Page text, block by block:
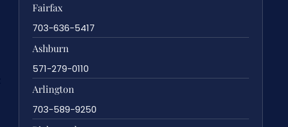
Fairfax
703-636-5417
Ashburn
571-279-0110
Arlington
703-589-9250